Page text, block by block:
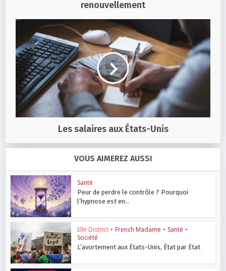
renouvellement
Les salaires aux États-Unis
VOUS AIMEREZ AUSSI
Santé
Peur de perdre le contrôle ? Pourquoi
l’hypnose est en...
Elle District • French Madame • Santé •
Société
L’avortement aux États-Unis, État par État